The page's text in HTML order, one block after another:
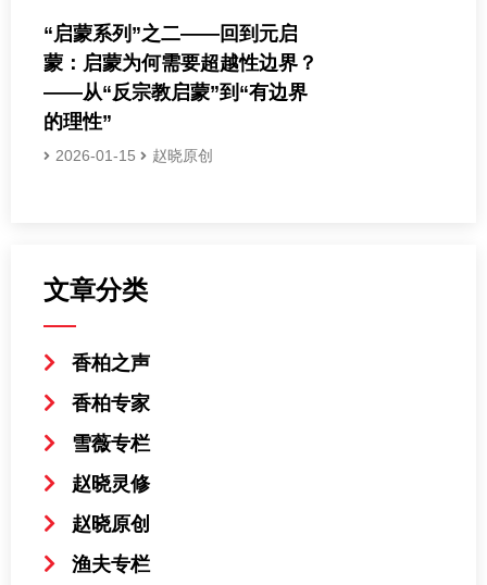
“启蒙系列”之二——回到元启
蒙：启蒙为何需要超越性边界？
——从“反宗教启蒙”到“有边界
的理性”
2026-01-15 赵晓原创
文章分类
香柏之声
香柏专家
雪薇专栏
赵晓灵修
赵晓原创
渔夫专栏